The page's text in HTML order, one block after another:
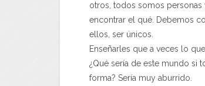
otros, todos somos
encontrar el qué. Debemos
ellos, ser únicos.
Enseñarles que a veces lo
¿Qué sería de este mundo si
forma? Sería muy aburrido.